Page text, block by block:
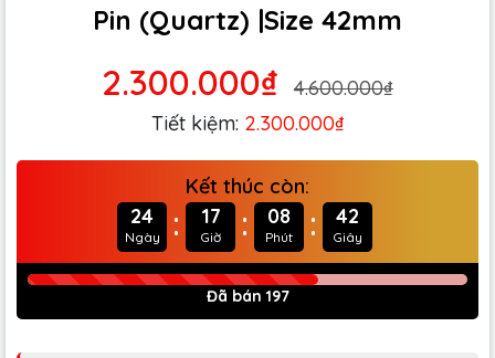
Pin (Quartz) |Size 42mm
2.300.000₫
4.600.000₫
Tiết kiệm: 2.300.000₫
Kết thúc còn:
24
Ngày : 17
Giờ : 08
Phút : 41
Giây
Đã bán 197